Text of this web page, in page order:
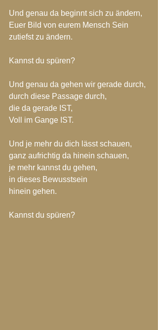
Und genau da beginnt sich zu ändern,
Euer Bild von eurem Mensch Sein
zutiefst zu ändern.
Kannst du spüren?
Und genau da gehen wir gerade durch,
durch diese Passage durch,
die da gerade IST,
Voll im Gange IST.
Und je mehr du dich lässt schauen,
ganz aufrichtig da hinein schauen,
je mehr kannst du gehen,
in dieses Bewusstsein
hinein gehen.
Kannst du spüren?